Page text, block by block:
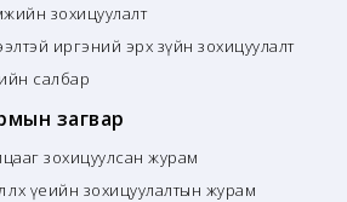
зохицуулалт
иргэний эрх зүйн зохицуулалт
салбар
загвар
зохицуулсан журам
үеийн зохицуулалтын журам